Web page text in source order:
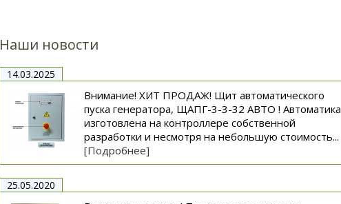
Наши новости
14.03.2025
Внимание! ХИТ ПРОДАЖ! Щит автоматического
пуска генератора, ЩАПГ-3-3-32 АВТО ! Автоматика
изготовлена на контроллере собственной
разработки и несмотря на небольшую стоимость...
[Подробнее]
25.05.2020